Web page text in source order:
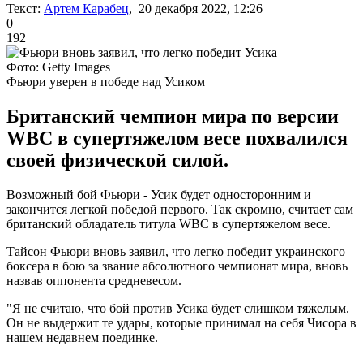
Текст: Артем Карабец, 20 декабря 2022, 12:26
0
192
Фото: Getty Images
Фьюри уверен в победе над Усиком
Британский чемпион мира по версии
WBC в супертяжелом весе похвалился
своей физической силой.
Возможный бой Фьюри - Усик будет односторонним и
закончится легкой победой первого. Так скромно, считает сам
британский обладатель титула WBC в супертяжелом весе.
Тайсон Фьюри вновь заявил, что легко победит украинского
боксера в бою за звание абсолютного чемпионат мира, вновь
назвав оппонента средневесом.
"Я не считаю, что бой против Усика будет слишком тяжелым.
Он не выдержит те удары, которые принимал на себя Чисора в
нашем недавнем поединке.